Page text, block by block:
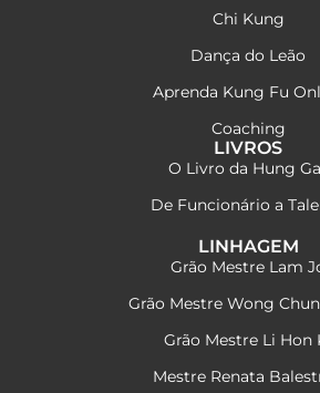
Chi Kung
Dança do Leão
Aprenda Kung Fu
Coaching
LIVROS
O Livro da Hung
De Funcionário a
LINHAGEM
Grão Mestre Lam
Grão Mestre Wong
Grão Mestre Li Hon
Mestre Renata